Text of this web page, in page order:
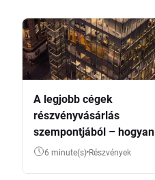
A legjobb cégek
részvényvásárlás
szempontjából – hogyan
válasszunk?
6 minute(s) Részvények